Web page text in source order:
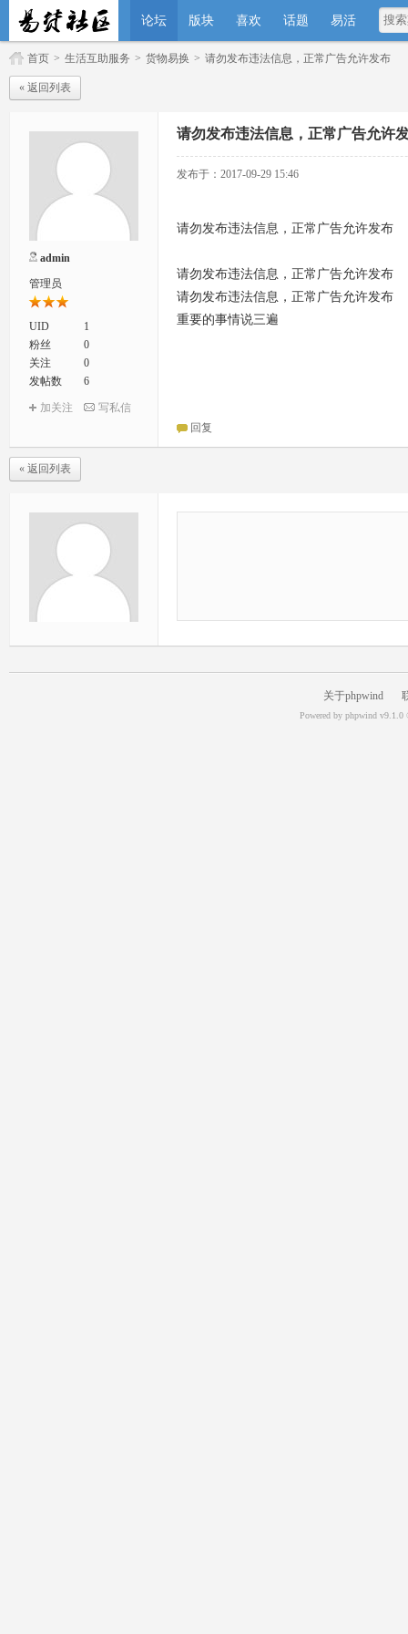
论坛 版块 喜欢 话题 易活
首页 > 生活互助服务 > 货物易换 > 请勿发布违法信息，正常广告允许发布
« 返回列表
admin
管理员
UID
1
粉丝
0
关注
0
发帖数
6
加关注 写私信
请勿发布违法信息，正常广告允许
发布于：2017-09-29 15:46
请勿发布违法信息，正常广告允许发布
请勿发布违法信息，正常广告允许发布
请勿发布违法信息，正常广告允许发布
重要的事情说三遍
回复
« 返回列表
关于phpwind
Powered by phpwind v9.1.0